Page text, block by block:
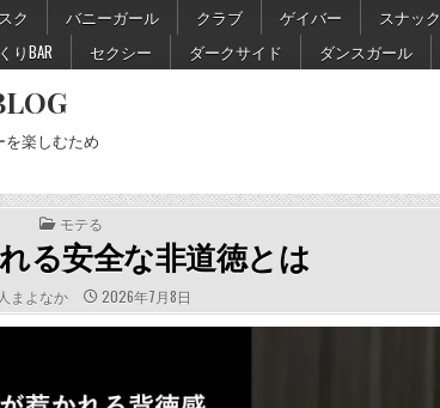
ク バニーガール クラブ ゲイバー スナック
りBAR セクシー ダークサイド ダンスガール
楽しむため
POSTED
IN
モテる
る安全な非道徳とは
まよなか PUBLISHED
DATE:
2026年7月8日